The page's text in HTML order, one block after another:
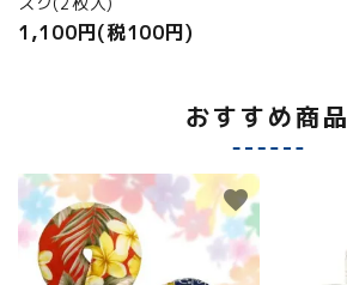
1,100円(税100円)
おすすめ商品
favorite